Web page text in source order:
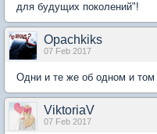
для будущих поколений"!
Opachkiks
07 Feb 2017
Одни и те же об одном и
ViktoriaV
07 Feb 2017